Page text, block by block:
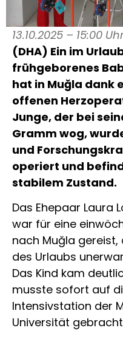
13.10.2025 – 15:00
(DHA) Ein im
frühgeborenes
hat in Muğla dank
offenen
Junge, der bei
Gramm wog,
und
operiert und
stabilem Zustand.
Das Ehepaar Laura
war für eine
nach Muğla gereist,
des Urlaubs
Das Kind kam
musste sofort auf
Intensivstation der
Universität